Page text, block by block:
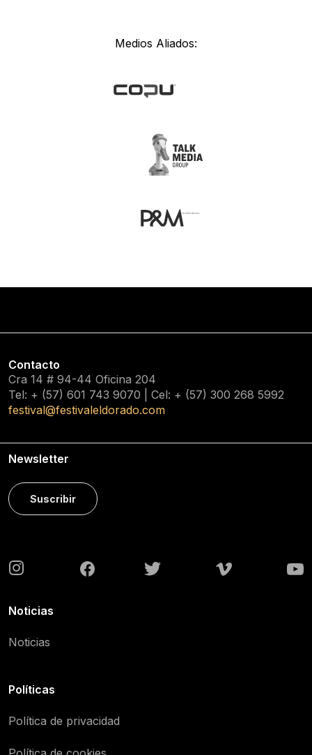
Medios Aliados:
Contacto
Cra 14 # 94-44 Oficina 204
Tel: + (57) 601 743 9070 | Cel: + (57) 300 268 5992
festival@festivaleldorado.com
Newsletter
Suscribir
Noticias
Noticias
Políticas
Política de privacidad